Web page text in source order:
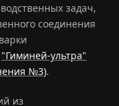
задач,
соединения
"Гиминей-ультра"
№3).
из